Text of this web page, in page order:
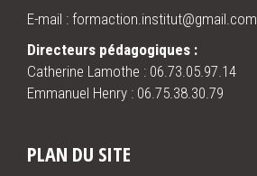
E-mail : formaction.institut@gmail.com
Directeurs pédagogiques :
Catherine Lamothe : 06.73.05.97.14
Emmanuel Henry : 06.75.38.30.79
PLAN DU SITE